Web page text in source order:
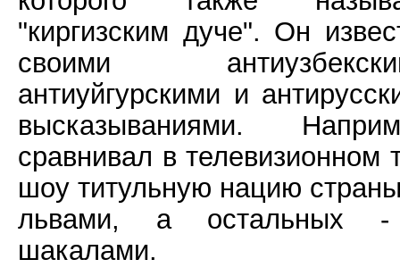
"киргизским дуче". Он
своими
антиуйгурскими и
высказываниями.
сравнивал в телевизионном
шоу титульную нацию
львами, а остальных
шакалами.